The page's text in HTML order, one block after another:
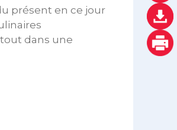
présent en ce jour
dans une